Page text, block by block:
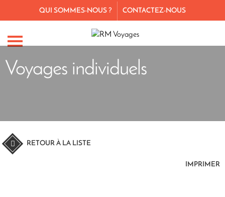
QUI SOMMES-NOUS ? CONTACTEZ-NOUS
Voyages individuels
RETOUR À LA LISTE
IMPRIMER